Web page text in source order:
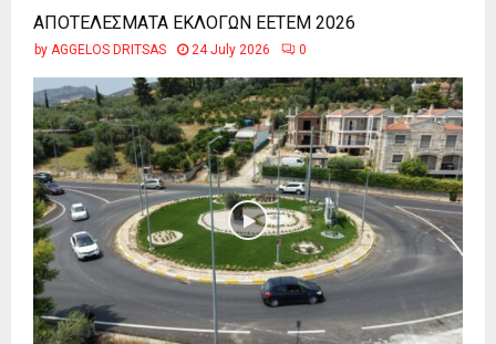
ΑΠΟΤΕΛΕΣΜΑΤΑ ΕΚΛΟΓΩΝ ΕΕΤΕΜ 2026
by AGGELOS DRITSAS 24 July 2026 0